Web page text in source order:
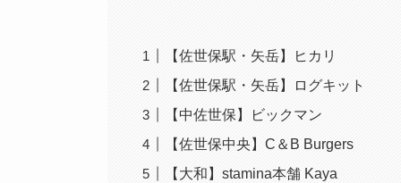
【佐世保駅・矢岳】ヒカリ
【佐世保駅・矢岳】ログキット
【中佐世保】ビックマン
【佐世保中央】C＆B Burgers
【大和】stamina本舗 Kaya